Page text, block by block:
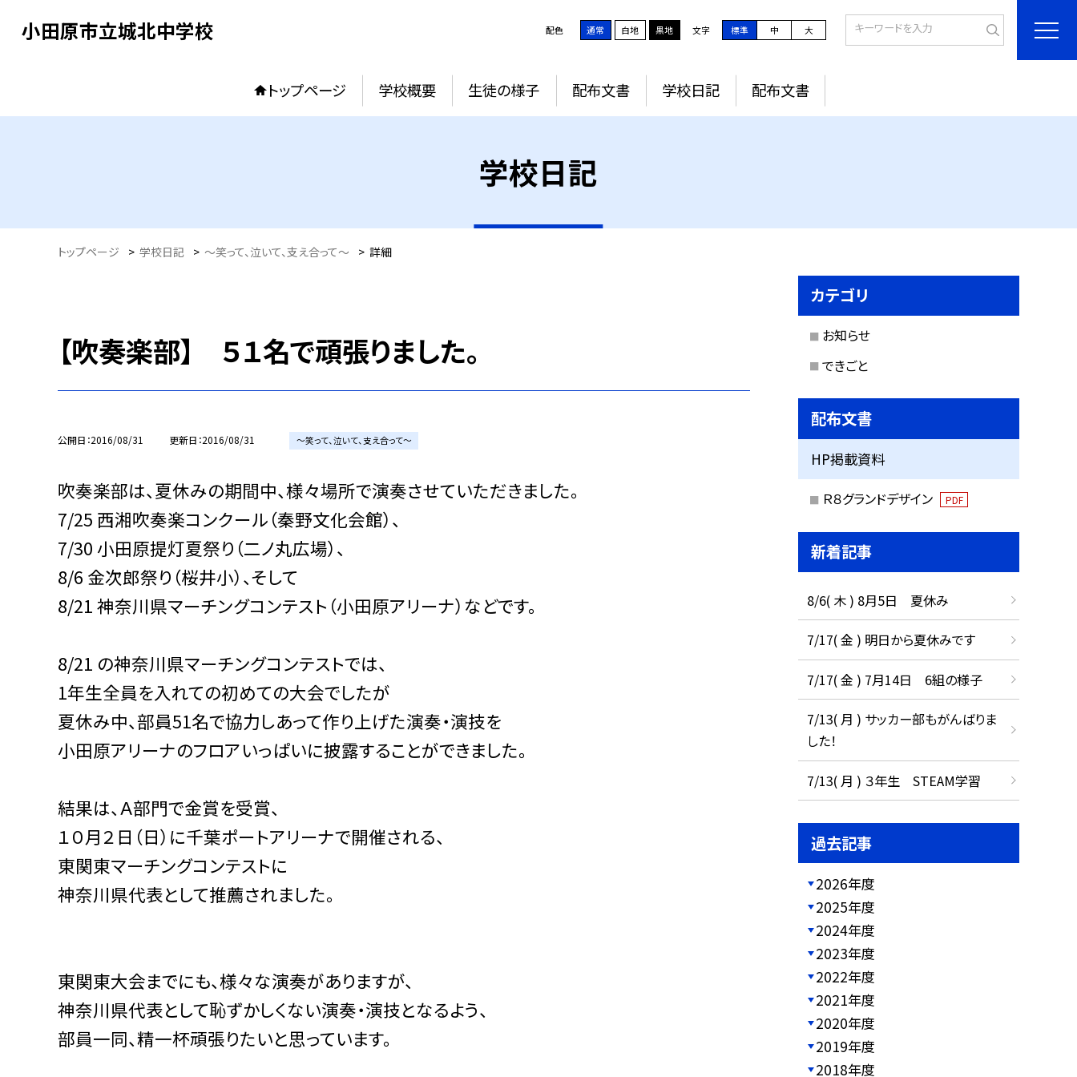
小田原市立城北中学校 配色 通常 白地 黒地 文字 標準 中 大
トップページ 学校概要 生徒の様子 配布文書 学校日記 配布文書
学校日記
トップページ > 学校日記 > 〜笑って、泣いて、支え合って〜 > 詳細
【吹奏楽部】 ５１名で頑張りました。
公開日 2016/08/31 更新日 2016/08/31 〜笑って、泣いて、支え合って〜
吹奏楽部は、夏休みの期間中、様々場所で演奏させていただきました。
7/25 西湘吹奏楽コンクール（秦野文化会館）、
7/30 小田原提灯夏祭り（二ノ丸広場）、
8/6 金次郎祭り（桜井小）、そして
8/21 神奈川県マーチングコンテスト（小田原アリーナ）などです。
8/21 の神奈川県マーチングコンテストでは、
1年生全員を入れての初めての大会でしたが
夏休み中、部員51名で協力しあって作り上げた演奏・演技を
小田原アリーナのフロアいっぱいに披露することができました。
結果は、Ａ部門で金賞を受賞、
１０月２日（日）に千葉ポートアリーナで開催される、
東関東マーチングコンテストに
神奈川県代表として推薦されました。
東関東大会までにも、様々な演奏がありますが、
神奈川県代表として恥ずかしくない演奏・演技となるよう、
部員一同、精一杯頑張りたいと思っています。
カテゴリ
お知らせ
できごと
配布文書
HP掲載資料
Ｒ８グランドデザイン PDF
新着記事
8/6( 木 ) 8月5日 夏休み
7/17( 金 ) 明日から夏休みです
7/17( 金 ) 7月14日 6組の様子
7/13( 月 ) サッカー部もがんばりま
した！
7/13( 月 ) ３年生 STEAM学習
過去記事
2026年度
2025年度
2024年度
2023年度
2022年度
2021年度
2020年度
2019年度
2018年度